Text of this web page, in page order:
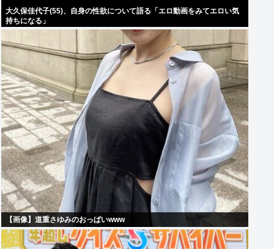
大久保佳代子(55)、自身の性欲について語る「エロ動画をみてエロい気
持ちになる」
【画像】道重さゆみのおっぱいwww